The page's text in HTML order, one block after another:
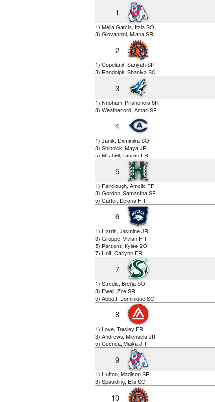
1
1) Mejia Garcia, Itzia SO
3) Giovannini, Miana SR
2
1) Copeland, Sariyah SR
3) Randolph, Shaniya SO
3
1) Nnoham, Prishencia SR
3) Weatherford, Amari SR
4
1) Janik, Dominika SO
3) Shinnick, Maya JR
5) Mitchell, Tauren FR
5
1) Fairclough, Amelie FR
3) Gordon, Samantha SR
5) Carter, Deiona FR
6
1) Harris, Jasmine JR
3) Groppe, Vivian FR
5) Parsons, Kylee SO
7) Holt, Caitlynn FR
7
1) Stredic, Brei'ja SO
3) Ewell, Zoe SR
5) Abbott, Dominique SO
8
1) Love, Tresley FR
3) Andrews, Michaela JR
5) Cuenca, Maika JR
9
1) Hutton, Madison SR
3) Spaulding, Ella SO
10